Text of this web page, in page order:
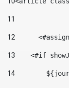
11
12
13
<#if
14